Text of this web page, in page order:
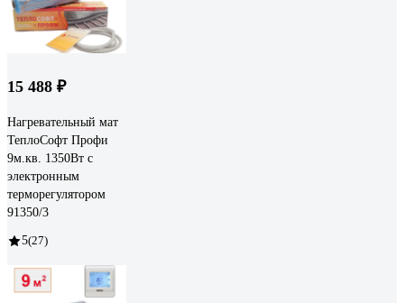
15 488 ₽
Нагревательный мат
ТеплоСофт Профи
9м.кв. 1350Вт с
электронным
терморегулятором
91350/3
5(27)